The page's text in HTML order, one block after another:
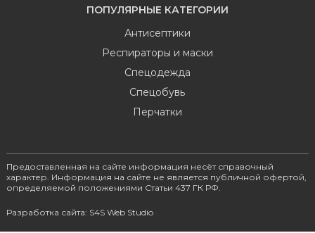
ПОПУЛЯРНЫЕ КАТЕГОРИИ
Антисептики
Респираторы и маски
Спецодежда
Спецобувь
Перчатки
Предоставленная на сайте информация несёт справочный
характер. Информация на сайте не является публичной офертой,
определяемой положениями Статьи 437 ГК РФ.
Разработка сайта: S4S Web Studio